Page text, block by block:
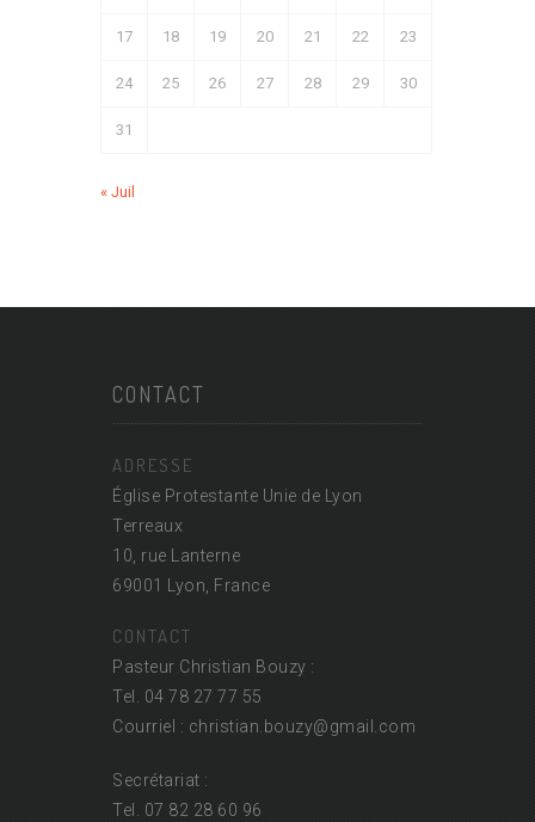
17 18 19 20 21 22 23
24 25 26 27 28 29 30
31
« Juil
CONTACT
ADRESSE
Église Protestante Unie de Lyon
Terreaux
10, rue Lanterne
69001 Lyon, France
CONTACT
Pasteur Christian Bouzy :
Tel. 04 78 27 77 55
Courriel : christian.bouzy@gmail.com
Secrétariat :
Tel. 07 82 28 60 96